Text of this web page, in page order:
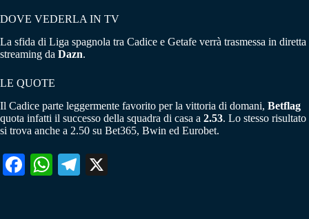
DOVE VEDERLA IN TV
La sfida di Liga spagnola tra Cadice e Getafe verrà trasmessa in diretta
streaming da Dazn.
LE QUOTE
Il Cadice parte leggermente favorito per la vittoria di domani, Betflag
quota infatti il successo della squadra di casa a 2.53. Lo stesso risultato
si trova anche a 2.50 su Bet365, Bwin ed Eurobet.
Fa W
Te